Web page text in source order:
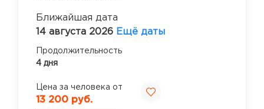
Ближайшая дата
14 августа 2026 Ещё даты
Продолжительность
4 дня
Цена за человека от
13 200 руб.